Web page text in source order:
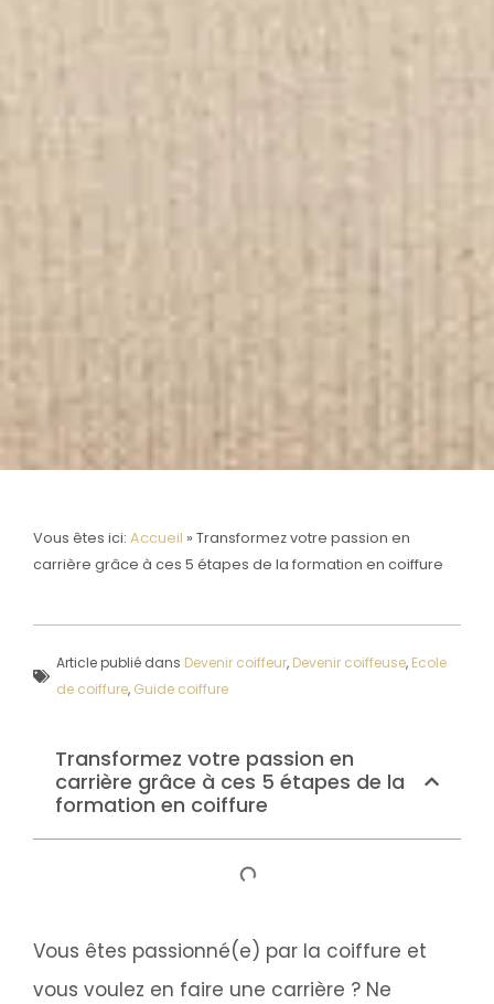
Vous êtes ici: Accueil » Transformez votre passion en
carrière grâce à ces 5 étapes de la formation en coiffure
Article publié dans Devenir coiffeur, Devenir coiffeuse, Ecole
de coiffure, Guide coiffure
Transformez votre passion en
carrière grâce à ces 5 étapes de la
formation en coiffure
Vous êtes passionné(e) par la coiffure et
vous voulez en faire une carrière ? Ne